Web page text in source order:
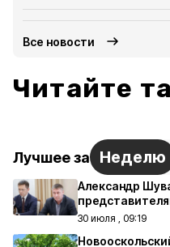
Все новости
Читайте
Лучшее за Неделю
Александр
30 июля , 09:19